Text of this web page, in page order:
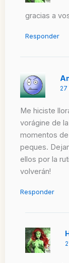
gracias a
Responder
27
Me hiciste
vorágine de
momentos
peques.
ellos por la
volverán!
Responder